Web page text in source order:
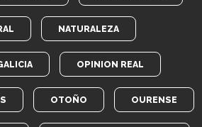
NATURALEZA
OPINION REAL
OTOÑO OURENSE